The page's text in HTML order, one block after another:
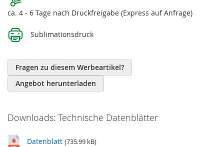
ca. 4 - 6 Tage nach Druckfreigabe (Express auf Anfrage)
Sublimationsdruck
Fragen zu diesem Werbeartikel?
Angebot herunterladen
Downloads: Technische Datenblätter
Datenblatt (735.99 kB)